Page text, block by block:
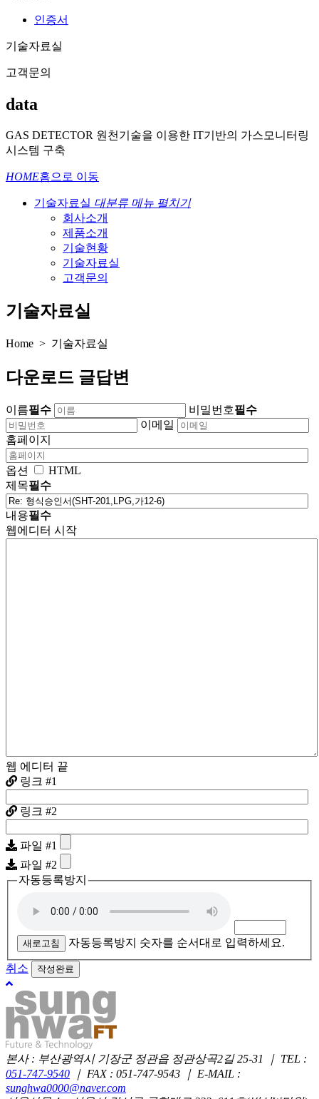
인증서
기술자료실
고객문의
data
GAS DETECTOR 원천기술을 이용한 IT기반의 가스모니터링
시스템 구축
HOME홈으로 이동
기술자료실 대분류 메뉴 펼치기
회사소개
제품소개
기술현황
기술자료실
고객문의
기술자료실
Home > 기술자료실
다운로드 글답변
이름필수 비밀번호필수
이메일
홈페이지
옵션
HTML
제목필수
내용필수
웹에디터 시작
웹 에디터 끝
링크 #1
링크 #2
파일 #1
파일 #2
자동등록방지
새로고침 자동등록방지 숫자를 순서대로 입력하세요.
취소
위
로
본사 : 부산광역시 기장군 정관읍 정관상곡2길 25-31 ｜ TEL :
051-747-9540 ｜ FAX : 051-747-9543 ｜ E-MAIL :
sunghwa0000@naver.com